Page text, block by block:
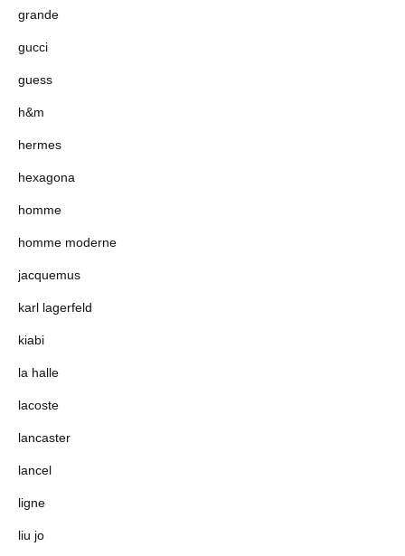
grande
gucci
guess
h&m
hermes
hexagona
homme
homme moderne
jacquemus
karl lagerfeld
kiabi
la halle
lacoste
lancaster
lancel
ligne
liu jo